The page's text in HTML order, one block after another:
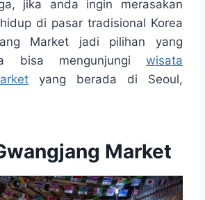
jika anda ingin merasakan
di pasar tradisional Korea
Market jadi pilihan yang
bisa mengunjungi wisata
yang berada di Seoul,
Market